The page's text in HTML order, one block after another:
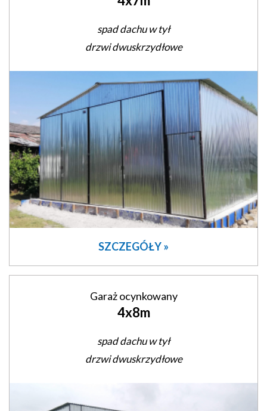
spad dachu w tył
drzwi dwuskrzydłowe
SZCZEGÓŁY »
Garaż ocynkowany
4x8m
spad dachu w tył
drzwi dwuskrzydłowe